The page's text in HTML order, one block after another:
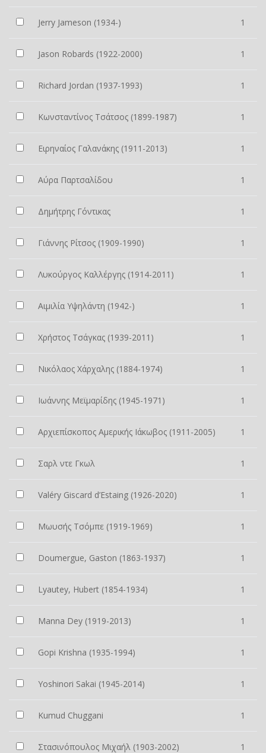
Jerry Jameson (1934-) 1
Jason Robards (1922-2000) 1
Richard Jordan (1937-1993) 1
Κωνσταντίνος Τσάτσος (1899-1987) 1
Ειρηναίος Γαλανάκης (1911-2013) 1
Αύρα Παρτσαλίδου 1
Δημήτρης Γόντικας 1
Γιάννης Ρίτσος (1909-1990) 1
Λυκούργος Καλλέργης (1914-2011) 1
Αιμιλία Υψηλάντη (1942-) 1
Χρήστος Τσάγκας (1939-2011) 1
Νικόλαος Χάρχαλης (1884-1974) 1
Ιωάννης Μεϊμαρίδης (1945-1971) 1
Αρχιεπίσκοπος Αμερικής Ιάκωβος (1911-2005) 1
Σαρλ ντε Γκωλ 1
Valéry Giscard d’Estaing (1926-2020) 1
Μωυσής Τσόμπε (1919-1969) 1
Doumergue, Gaston (1863-1937) 1
Lyautey, Hubert (1854-1934) 1
Manna Dey (1919-2013) 1
Gopi Krishna (1935-1994) 1
Yoshinori Sakai (1945-2014) 1
Kumud Chuggani 1
Στασινόπουλος Μιχαήλ (1903-2002) 1